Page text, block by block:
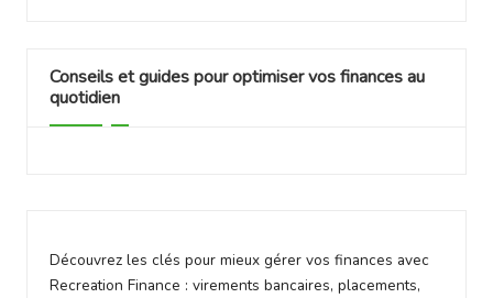
Conseils et guides pour optimiser vos finances au
quotidien
Découvrez les clés pour mieux gérer vos finances avec
Recreation Finance : virements bancaires, placements,